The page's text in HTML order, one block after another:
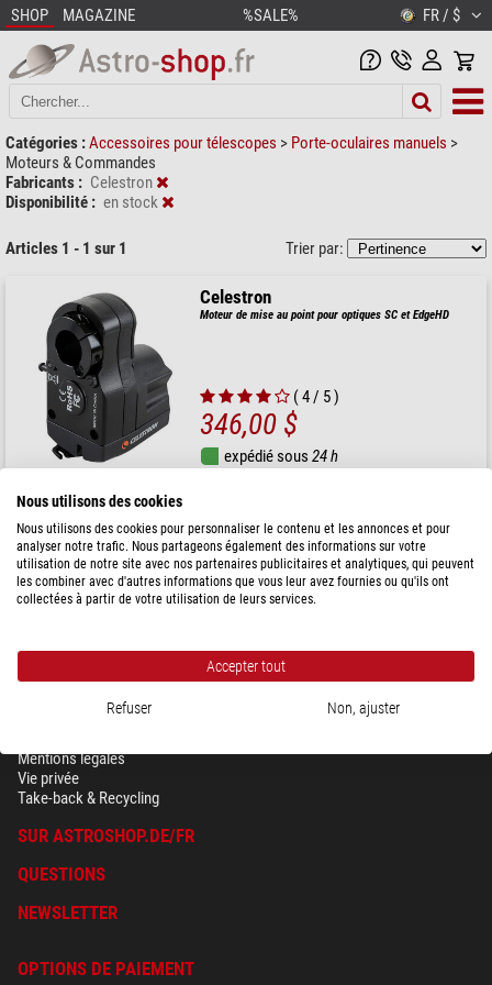
SHOP MAGAZINE %SALE% FR / $
Catégories :Accessoires pour télescopes > Porte-oculaires manuels >
Moteurs & Commandes
Fabricants : Celestron
Disponibilité : en stock
Articles 1 - 1 sur 1 Trier par:
Celestron
Moteur de mise au point pour optiques SC et EdgeHD
( 4 / 5 )
346,00 $
expédié sous24 h
SÉCURITÉ & VIE PRIVÉE
Mentions légales
Vie privée
Take-back & Recycling
SUR ASTROSHOP.DE/FR
QUESTIONS
NEWSLETTER
OPTIONS DE PAIEMENT
Nous utilisons des cookies
Nous utilisons des cookies pour personnaliser le contenu et les annonces et pour
analyser notre trafic. Nous partageons également des informations sur votre
utilisation de notre site avec nos partenaires publicitaires et analytiques, qui peuvent
les combiner avec d'autres informations que vous leur avez fournies ou qu'ils ont
collectées à partir de votre utilisation de leurs services.
Accepter tout
Refuser Non, ajuster